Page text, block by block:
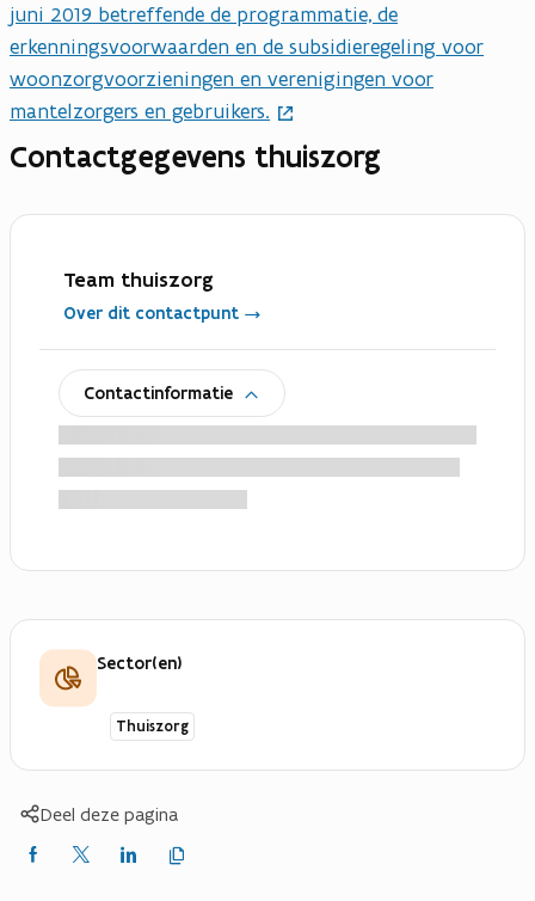
juni 2019 betreffende de programmatie, de
erkenningsvoorwaarden en de subsidieregeling voor
woonzorgvoorzieningen en verenigingen voor
mantelzorgers en gebruikers.
Contactgegevens thuiszorg
Team thuiszorg
Over dit contactpunt
Contactinformatie
Sector(en)
Thuiszorg
Deel deze pagina
Delen
Delen
Delen
link